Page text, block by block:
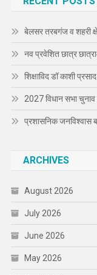
बेलसर तरबगंज व शहरी
नव प्रवेशित छात्र
शिक्षाविद डॉ काशी
2027 विधान सभा चुनाव
प्रशासनिक जनविश्वास
ARCHIVES
August 2026
July 2026
June 2026
May 2026